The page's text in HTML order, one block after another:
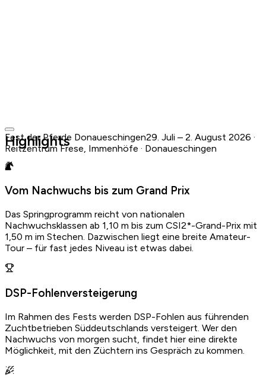
Fest der Pferde Donaueschingen29. Juli – 2. August 2026 ·
Reitzentrum Frese, Immenhöfe · Donaueschingen
Ähnliche Events finden →
Offizielle Website ansehen
deaktiviert.
Highlights
Vom Nachwuchs bis zum Grand Prix
Das Springprogramm reicht von nationalen
Nachwuchsklassen ab 1,10 m bis zum CSI2*-Grand-Prix mit
1,50 m im Stechen. Dazwischen liegt eine breite Amateur-
Tour – für fast jedes Niveau ist etwas dabei.
DSP-Fohlenversteigerung
Im Rahmen des Fests werden DSP-Fohlen aus führenden
Zuchtbetrieben Süddeutschlands versteigert. Wer den
Nachwuchs von morgen sucht, findet hier eine direkte
Möglichkeit, mit den Züchtern ins Gespräch zu kommen.